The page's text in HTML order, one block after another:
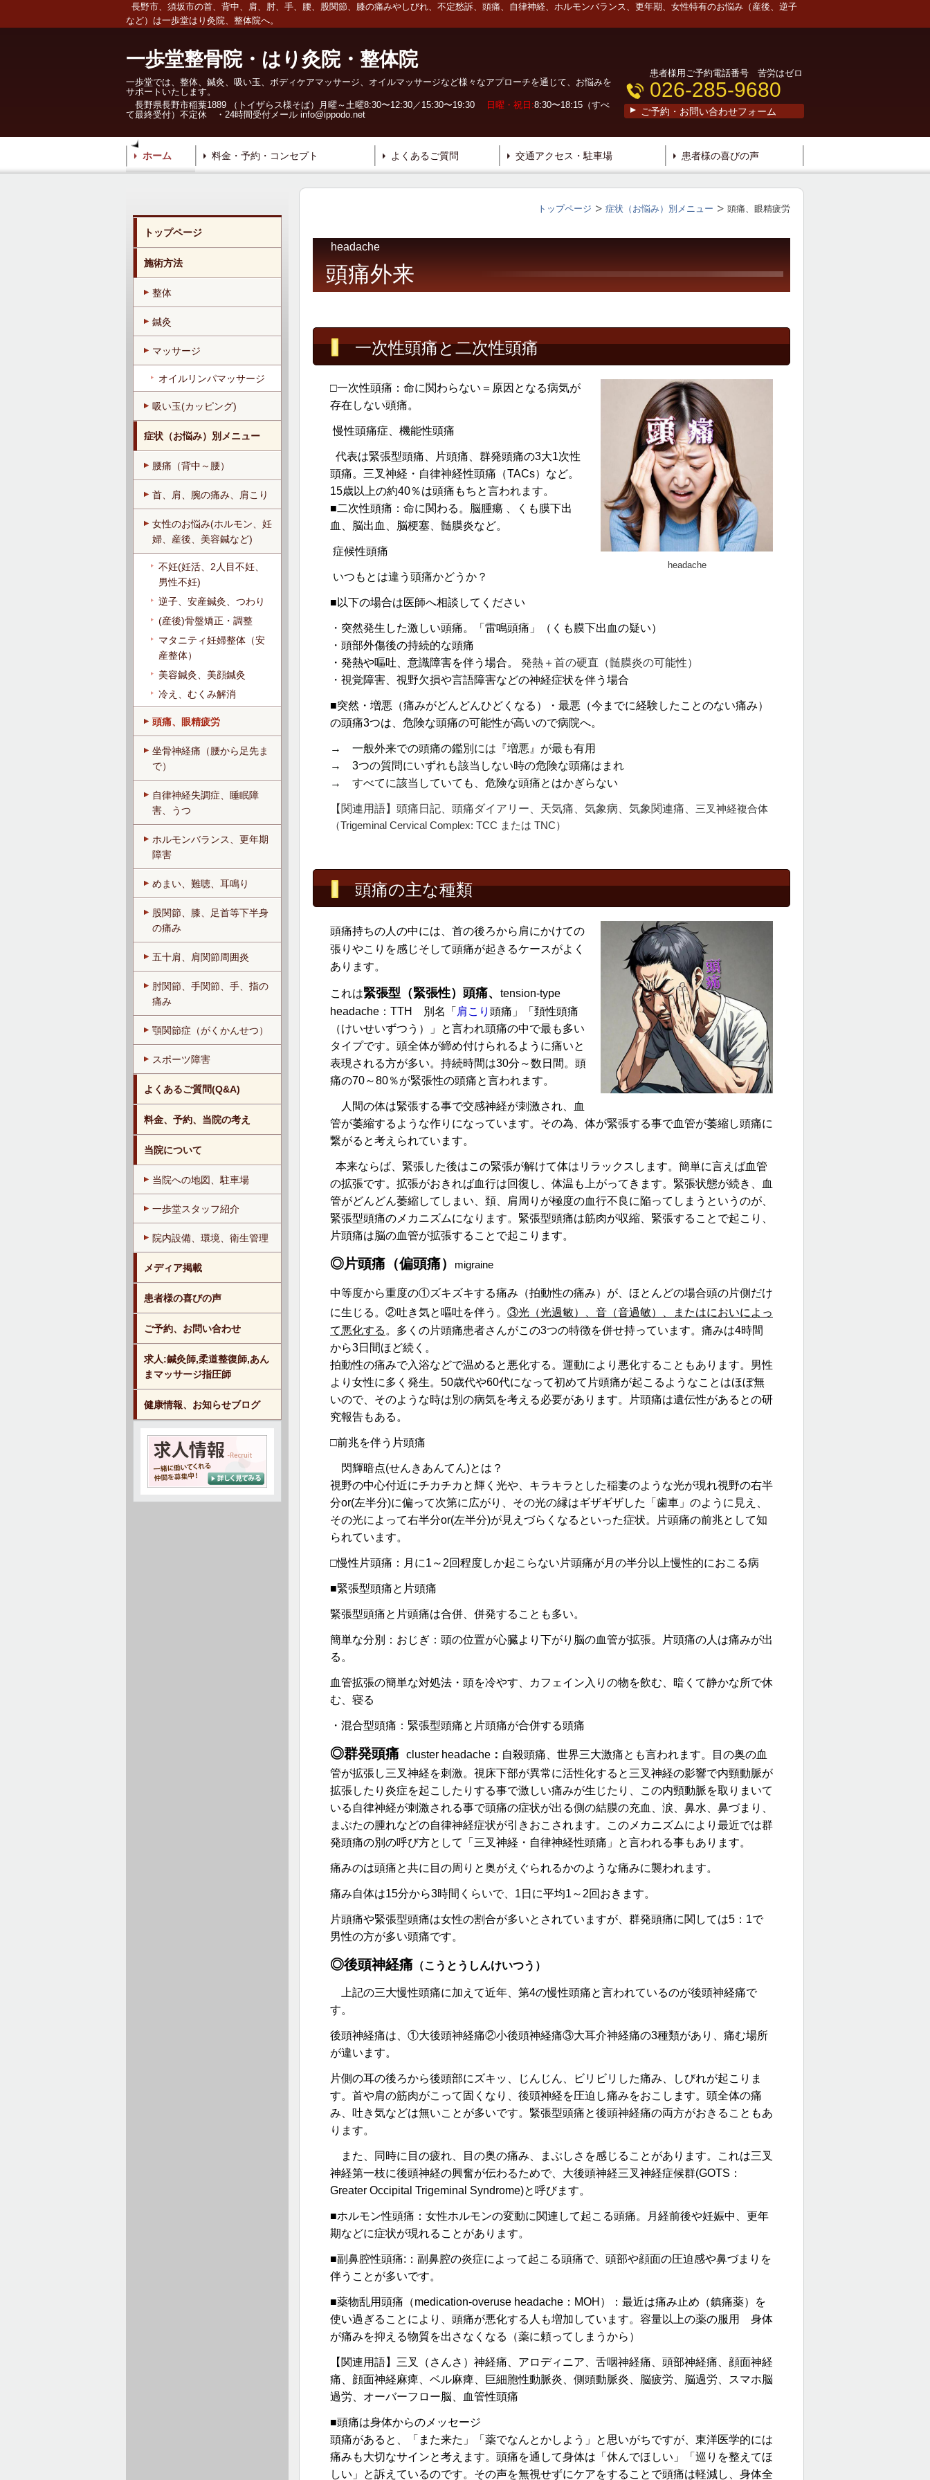
長野市、須坂市の首、背中、肩、肘、手、腰、股関節、膝の痛みやしびれ、不定愁訴、頭痛、自律神経、ホルモンバランス、更年期、女性特有のお悩み（産後、逆子
など）は一歩堂はり灸院、整体院へ。
一歩堂整骨院・はり灸院・整体院
一歩堂では、整体、鍼灸、吸い玉、ボディケアマッサージ、オイルマッサージなど様々なアプローチを通じて、お悩みを
サポートいたします。
長野県長野市稲葉1889 （トイザらス様そば）月曜～土曜8:30〜12:30／15:30〜19:30
日曜・祝日:8:30〜18:15（すべ
て最終受付）不定休 ・24時間受付メール info@ippodo.net
患者様用ご予約電話番号 苦労はゼロ
026-285-9680
ご予約・お問い合わせフォーム
ホーム 料金・予約・コンセプト よくあるご質問 交通アクセス・駐車場 患者様の喜びの声
トップページ 症状（お悩み）別メニュー 頭痛、眼精疲労
headache
頭痛外来
一次性頭痛と二次性頭痛
headache
□一次性頭痛：命に関わらない＝原因となる病気が
存在しない頭痛。
慢性頭痛症、機能性頭痛
代表は緊張型頭痛、片頭痛、群発頭痛の3大1次性
頭痛。三叉神経・自律神経性頭痛（TACs）など。
15歳以上の約40％は頭痛もちと言われます。
■二次性頭痛：命に関わる。脳腫瘍 、くも膜下出
血、脳出血、脳梗塞、髄膜炎など。
症候性頭痛
いつもとは違う頭痛かどうか？
■以下の場合は医師へ相談してください
・突然発生した激しい頭痛。「雷鳴頭痛」（くも膜下出血の疑い）
・頭部外傷後の持続的な頭痛
・発熱や嘔吐、意識障害を伴う場合。 発熱＋首の硬直（髄膜炎の可能性）
・視覚障害、視野欠損や言語障害などの神経症状を伴う場合
■突然・増悪（痛みがどんどんひどくなる）・ 最悪（今までに経験したことのない痛み）
の頭痛3つは、危険な頭痛の可能性が高いので病院へ。
→ 一般外来での頭痛の鑑別には『増悪』が最も有用
→ 3つの質問にいずれも該当しない時の危険な頭痛はまれ
→ すべてに該当していても、危険な頭痛とはかぎらない
【関連用語】頭痛日記、頭痛ダイアリー、天気痛、気象病、気象関連痛、 三叉神経複合体
（Trigeminal Cervical Complex: TCC または TNC）
頭痛の主な種類
頭痛持ちの人の中には、首の後ろから肩にかけての
張りやこりを感じそして頭痛が起きるケースがよく
あります。
これは緊張型（緊張性）頭痛、 tension-type
headache：TTH
別名「 肩こり 頭痛」 「 頚性頭痛
（けいせいずつう）」
と言われ頭痛の中で最も多い
タイプです。 頭全体が締め付けられるように痛いと
表現される方が多い。持続時間は30分～数日間。 頭
痛の70～80％が緊張性の頭痛と言われます。
人間の体は緊張する事で交感神経が刺激され、血
管が萎縮するような作りになっています。その為、体が緊張する事で血管が萎縮し頭痛に
繋がると考えられています。
本来ならば、緊張した後はこの緊張が解けて体はリラックス します。簡単に言えば血管
の拡張です。拡張がおきれば血行は回復し、体温も上がってきます。 緊張状態が続き、血
管がどんどん萎縮してしまい、頚、肩周り が極度の血行不良に陥ってしまうというのが、
緊張型頭痛のメカニズムになります。 緊張型頭痛は筋肉が収縮、緊張することで起こり、
片頭痛は脳の血管が拡張することで起こります。
◎片頭痛（偏頭痛） migraine
中等度から重度の①ズキズキする痛み（拍動性の痛み）が、ほとんどの場合頭の片側だけ
に生じる。②吐き気と嘔吐を伴う。 ③光（光過敏）、音（音過敏）、またはにおいによっ
て悪化する 。多くの片頭痛患者さんがこの3つの特徴を併せ持っています。 痛みは4時間
から3日間ほど続く。
拍動性の痛みで入浴などで温めると悪化する。運動により悪化することもあります。男性
より女性に多く発生。 50歳代や60代になって初めて片頭痛が起こるようなことはほぼ無
いので、そのような時は別の病気を考える必要があります。
片頭痛は遺伝性があるとの研
究報告もある。
□前兆を伴う片頭痛
閃輝暗点(せんきあんてん)とは？
視野の中心付近にチカチカと輝く光や、キラキラとした稲妻のような光が現れ視野の右半
分or(左半分)に偏って次第に広がり、その光の縁はギザギザした「歯車」のように見え、
その光によって右半分or(左半分)が見えづらくなるといった症状。片頭痛の前兆として知
られています。
□慢性片頭痛：月に1～2回程度しか起こらない片頭痛が月の半分以上慢性的におこる病
■緊張型頭痛と片頭痛
緊張型頭痛と片頭痛は合併、併発することも多い。
簡単な分別：おじぎ：頭の位置が心臓より下がり脳の血管が拡張。片頭痛の人は痛みが出
る。
血管拡張の簡単な対処法 ・頭を冷やす、カフェイン入りの物を飲む、暗くて静かな所で休
む、寝る
・混合型頭痛： 緊張型頭痛と片頭痛が合併する頭痛
◎群発頭痛 cluster headache ： 自殺頭痛、世界三大激痛とも言われます。
目の奥の血
管が拡張し三叉神経を刺激。視床下部が異常に活性化すると三叉神経の影響で内頸動脈が
拡張したり炎症を起こしたりする事で激しい痛みが生じたり
、この内頸動脈を取りまいて
いる 自律神経が刺激される事で頭痛の症状が出る側の結膜の充血、涙、鼻水、鼻づまり、
まぶたの腫れなどの自律神経症状が引きおこされます。このメカニズムにより最近では群
発頭痛の別の呼び方として「三叉神経・自律神経性頭痛」と言われる事もあります。
痛みのは頭痛と共に目の周りと奥がえぐられるかのような痛みに襲われます。
痛み自体は15分から3時間くらいで、1日に平均1～2回おきます。
片頭痛や緊張型頭痛は女性の割合が多いとされていますが、群発頭痛に関しては5：1で
男性の方が多い頭痛です。
◎後頭神経痛 （こうとうしんけいつう）
上記の三大慢性頭痛に加えて近年、第4の慢性頭痛と言われているのが後頭神経痛で
す。
後頭神経痛は、 ①大後頭神経痛②小後頭神経痛③大耳介神経痛の3種類があり、痛む場所
が違います。
片側の耳の後ろから後頭部にズキッ、じんじん、ビリビリした痛み、しびれが起こりま
す。首や肩の筋肉がこって固くなり、後頭神経を圧迫し痛みをおこします。頭全体の痛
み、吐き気などは無いことが多いです。緊張型頭痛と後頭神経痛の両方がおきることもあ
ります。
また、同時に目の疲れ、目の奥の痛み、まぶしさを感じることがあります。これは三叉
神経第一枝に後頭神経の興奮が伝わるためで、 大後頭神経三叉神経症候群(GOTS：
Greater Occipital Trigeminal Syndrome)と呼びます。
■ホルモン性頭痛：女性ホルモンの変動に関連して起こる頭痛。月経前後や妊娠中、更年
期などに症状が現れることがあります。
■副鼻腔性頭痛:：副鼻腔の炎症によって起こる頭痛で、頭部や顔面の圧迫感や鼻づまりを
伴うことが多いです。
■薬物乱用頭痛（medication-overuse headache：MOH）： 最近は痛み止め（鎮痛薬）を
使い過ぎることにより、頭痛が悪化する人も増加しています。 容量以上の薬の服用 身体
が痛みを抑える物質を出さなくなる
（薬に頼ってしまうから）
【関連用語】三叉（さんさ）神経痛、アロディニア、舌咽神経痛、頭部神経痛、顔面神経
痛、顔面神経麻痺、ベル麻痺、巨細胞性動脈炎、側頭動脈炎、
脳疲労、脳過労、スマホ脳
過労、オーバーフロー脳、
血管性頭痛
■頭痛は身体からのメッセージ
頭痛があると、「また来た」「薬でなんとかしよう」と思いがちですが、東洋医学的には
痛みも大切なサインと考えます。頭痛を通して身体は「休んでほしい」「巡りを整えてほ
しい」と訴えているのです。その声を無視せずにケアをすることで頭痛は軽減し、身体全
トップページ
施術方法
整体
鍼灸
マッサージ
オイルリンパマッサージ
吸い玉(カッピング)
症状（お悩み）別メニュー
腰痛（背中～腰）
首、肩、腕の痛み、肩こり
女性のお悩み(ホルモン、妊
婦、産後、美容鍼など)
不妊(妊活、2人目不妊、
男性不妊)
逆子、安産鍼灸、つわり
(産後)骨盤矯正・調整
マタニティ妊婦整体（安
産整体）
美容鍼灸、美顔鍼灸
冷え、むくみ解消
頭痛、眼精疲労
坐骨神経痛（腰から足先ま
で）
自律神経失調症、睡眠障
害、うつ
ホルモンバランス、更年期
障害
めまい、難聴、耳鳴り
股関節、膝、足首等下半身
の痛み
五十肩、肩関節周囲炎
肘関節、手関節、手、指の
痛み
顎関節症（がくかんせつ）
スポーツ障害
よくあるご質問(Q&A)
料金、予約、当院の考え
当院について
当院への地図、駐車場
一歩堂スタッフ紹介
院内設備、環境、衛生管理
メディア掲載
患者様の喜びの声
ご予約、お問い合わせ
求人:鍼灸師,柔道整復師,あん
まマッサージ指圧師
健康情報、お知らせブログ